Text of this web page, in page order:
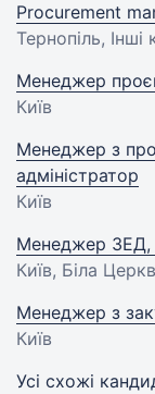
Procurement
Тернопіль,
Менеджер
Київ
Менеджер з
адміністратор
Київ
Менеджер ЗЕД,
Київ, Біла
Менеджер з
Київ
Усі схожі